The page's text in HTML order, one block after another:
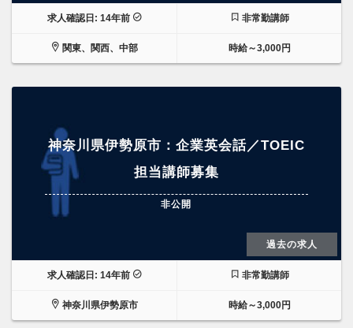
求人確認日: 14年前 非常勤講師
関東、関西、中部 時給～3,000円
神奈川県伊勢原市：企業英会話／TOEIC
担当講師募集
非公開
過去の求人
求人確認日: 14年前 非常勤講師
神奈川県伊勢原市 時給～3,000円